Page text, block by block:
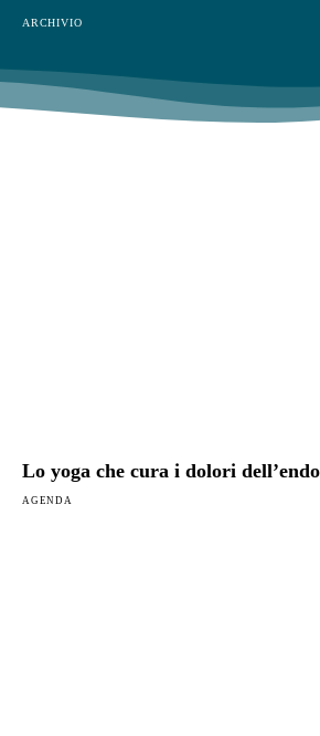
ARCHIVIO
Lo yoga che cura i dolori
AGENDA